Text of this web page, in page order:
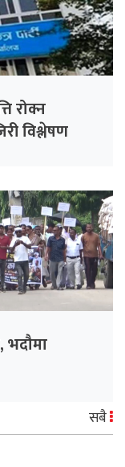
रोक्न
विश्लेषण
भदौमा
सबै